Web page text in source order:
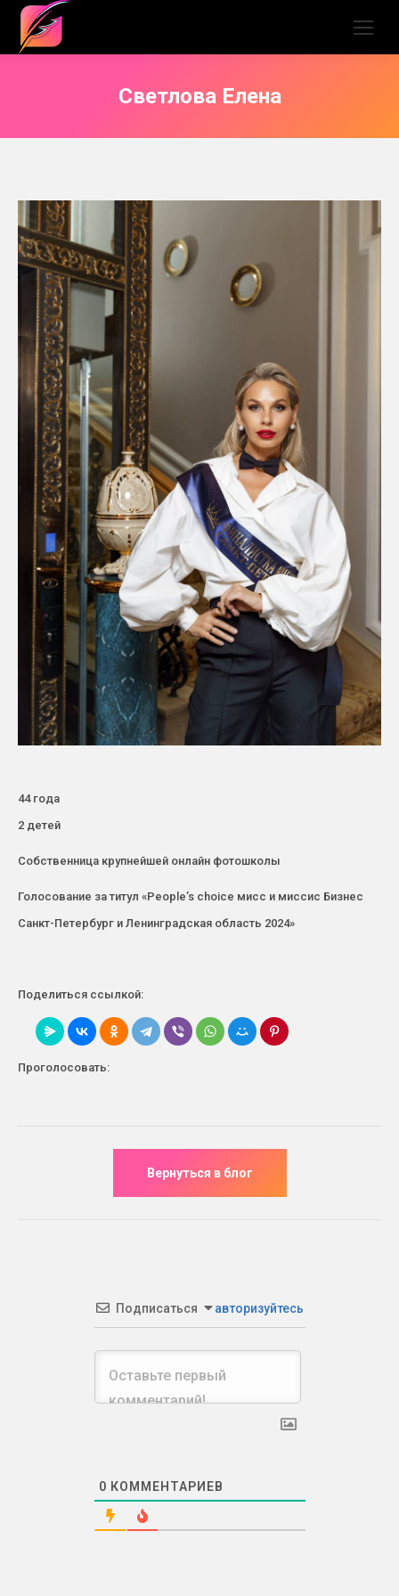
Светлова Елена
44 года
2 детей
Собственница крупнейшей онлайн фотошколы
Голосование за титул «People’s choice мисс и миссис Бизнес
Санкт-Петербург и Ленинградская область 2024»
Поделиться ссылкой:
Проголосовать:
Подписаться авторизуйтесь
0 КОММЕНТАРИЕВ